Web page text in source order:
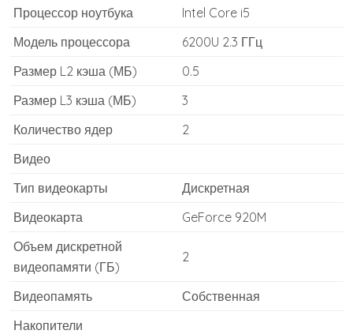
Процессор ноутбука
Intel Core i5
Модель процессора
6200U 2.3 ГГц
Размер L2 кэша (МБ)
0.5
Размер L3 кэша (МБ)
3
Количество ядер
2
Видео
Тип видеокарты
Дискретная
Видеокарта
GeForce 920M
Объем дискретной
видеопамяти (ГБ)
2
Видеопамять
Собственная
Накопители